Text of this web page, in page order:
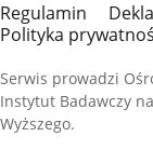
Regulamin
Polityka
Serwis prowadzi
Instytut Badawczy
Wyższego.